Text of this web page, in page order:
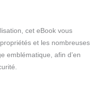
cet eBook vous
et les nombreuses
emblématique, afin d’en